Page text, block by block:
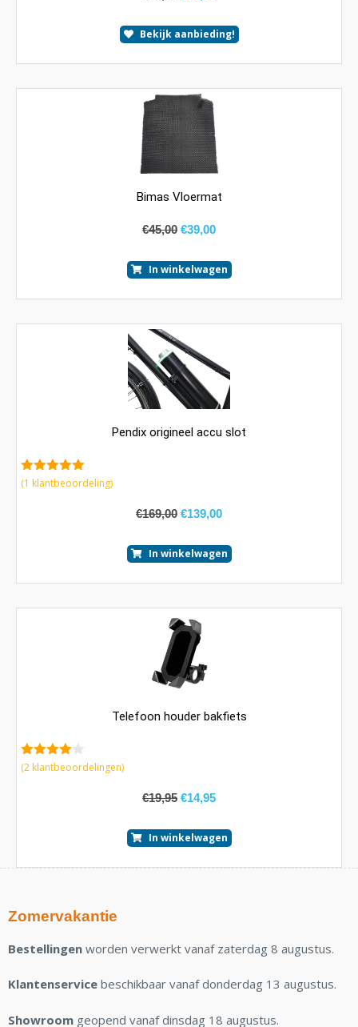
Bekijk aanbieding!
Bimas Vloermat
€45,00 €39,00
In winkelwagen
Pendix origineel accu slot
5.00van 5
(1 klantbeoordeling)
€169,00 €139,00
In winkelwagen
Telefoon houder bakfiets
4.00van
(2klantbeoordelingen)
€19,95 €14,95
In winkelwagen
Zomervakantie
Bestellingen worden verwerkt vanaf zaterdag 8 augustus.
Klantenservice beschikbaar vanaf donderdag 13 augustus.
Showroom geopend vanaf dinsdag 18 augustus.